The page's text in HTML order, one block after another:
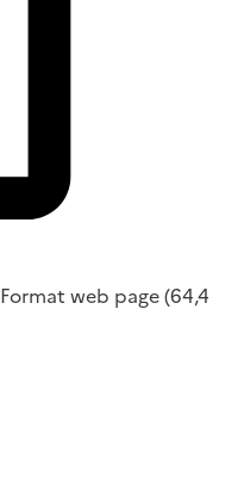
Format web page(64,4